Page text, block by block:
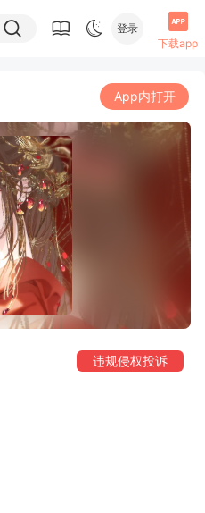
登录
下载app
App内打开
违规侵权投诉